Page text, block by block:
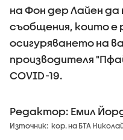
на Фон дер Лайен
съобщения, които е
осигуряването на
производителя
COVID-19.
Редактор: Емил
Източник: кор. на БТА